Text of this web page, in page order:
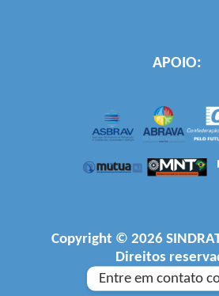
APOIO:
Copyright © 2026
Direitos
Desenvolvido por
Entre em contato